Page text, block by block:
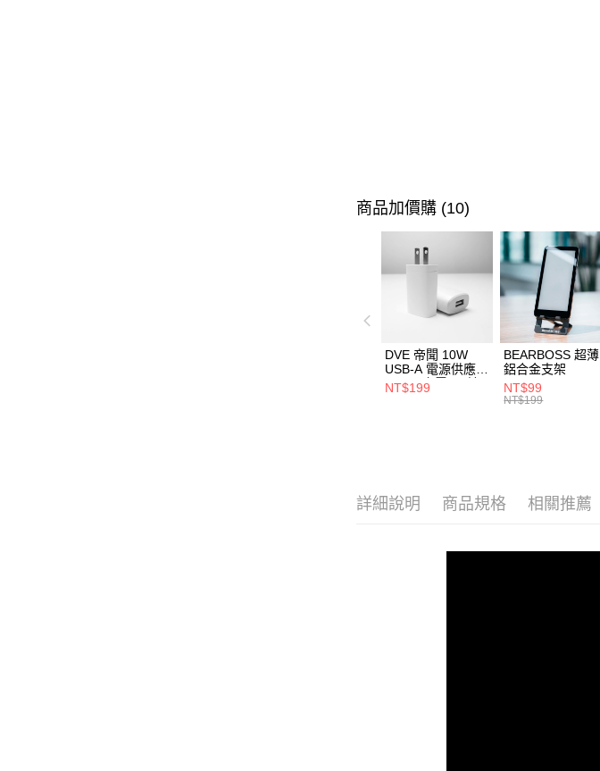
商品加價購 (10)
DVE 帝聞 10W
USB-A 電源供應器
5V/2A 充電頭 (適
用閱讀器、小電流
NT$199
BEARBOSS 超薄
鋁合金支架
NT$99
NT$199
詳細說明 商品規格 相關推薦